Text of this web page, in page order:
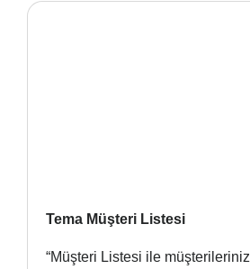
Tema Müşteri Listesi
“Müşteri Listesi ile